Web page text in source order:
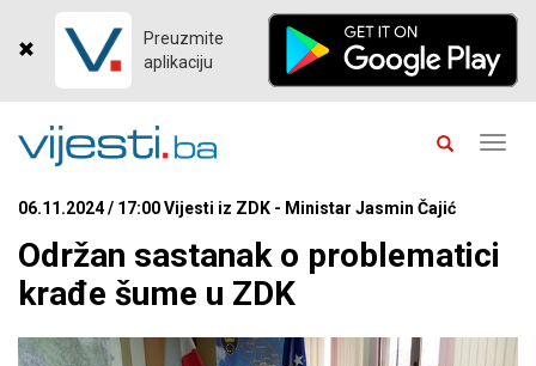
Preuzmite
aplikaciju
06.11.2024 / 17:00 Vijesti iz ZDK - Ministar Jasmin Čajić
Održan sastanak o problematici
krađe šume u ZDK